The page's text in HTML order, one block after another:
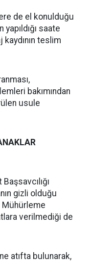
de el konulduğu
yapıldığı saate
kaydının teslim
bakımından
usule
gizli olduğu
Mühürleme
verilmediği de
atıfta bulunarak,